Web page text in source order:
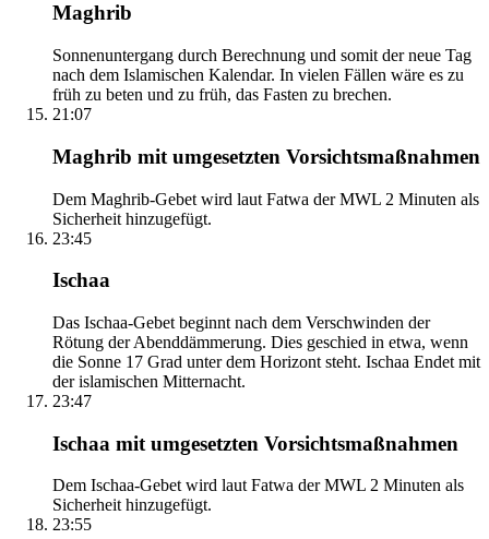
Maghrib
Sonnenuntergang durch Berechnung und somit der neue Tag
nach dem Islamischen Kalendar. In vielen Fällen wäre es zu
früh zu beten und zu früh, das Fasten zu brechen.
21:07
Maghrib mit umgesetzten Vorsichtsmaßnahmen
Dem Maghrib-Gebet wird laut Fatwa der MWL 2 Minuten als
Sicherheit hinzugefügt.
23:45
Ischaa
Das Ischaa-Gebet beginnt nach dem Verschwinden der
Rötung der Abenddämmerung. Dies geschied in etwa, wenn
die Sonne 17 Grad unter dem Horizont steht. Ischaa Endet mit
der islamischen Mitternacht.
23:47
Ischaa mit umgesetzten Vorsichtsmaßnahmen
Dem Ischaa-Gebet wird laut Fatwa der MWL 2 Minuten als
Sicherheit hinzugefügt.
23:55